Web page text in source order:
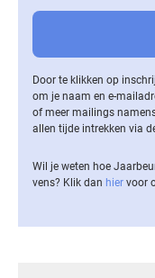
Door te klikken op
om je naam en e-
of meer mailings
allen tijde intrekken via
Wil je weten hoe
vens? Klik dan hier voor